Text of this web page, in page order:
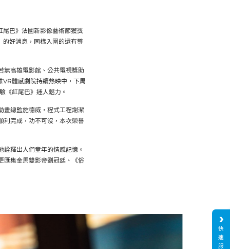
巴》法國新影像藝術節獲獎
好消息，同樣入圍的還有導
無高雄電影館、公共電視獎助
體感劇院持續熱映中，下周
《紅尾巴》迷人魅力。
畫總監施德威，程式工程謝潔
利完成，功不可沒，本次榮譽
釋出人們童年的情感記憶。
匯集金馬雙影帝劉冠廷、《俗
快
速
服